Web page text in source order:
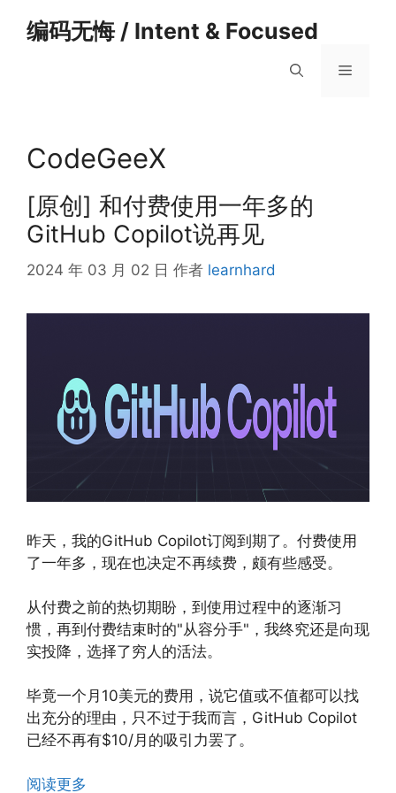
编码无悔 / Intent & Focused
菜
CodeGeeX
[原创] 和付费使用一年多的
GitHub Copilot说再见
2024 年 03 月 02 日 作者 learnhard
昨天，我的GitHub Copilot订阅到期了。付费使用
了一年多，现在也决定不再续费，颇有些感受。
从付费之前的热切期盼，到使用过程中的逐渐习
惯，再到付费结束时的"从容分手"，我终究还是向现
实投降，选择了穷人的活法。
毕竟一个月10美元的费用，说它值或不值都可以找
出充分的理由，只不过于我而言，GitHub Copilot
已经不再有$10/月的吸引力罢了。
阅读更多